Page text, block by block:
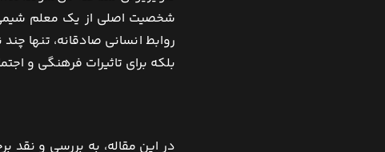
روابط انسانی صادقانه، تنها
بلکه برای تاثیرات فرهنگی و
در این مقاله، به بررسی و نقد